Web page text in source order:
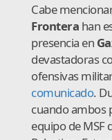
Cabe
Frontera han
presencia en
devastadoras
ofensivas
comunicado.
cuando ambos
equipo de MSF